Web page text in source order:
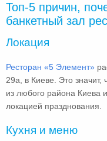
Топ-5 причин,
банкетный зал
Локация
Ресторан «5 Элемент»
29а, в Киеве. Это значит,
из любого района Киева
локацией празднования.
Кухня и меню